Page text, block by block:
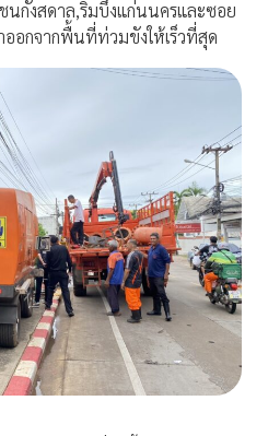
งสดาล,ริมบึงแก่นนครและซอย
อกจากพื้นที่ท่วมขังให้เร็วที่สุด